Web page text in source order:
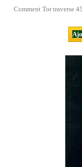
Comment Tor traverse